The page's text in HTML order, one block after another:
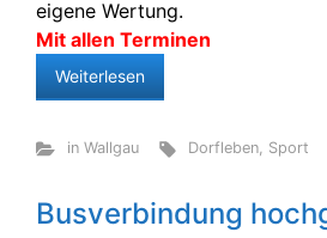
eigene Wertung.
Mit allen Terminen
Weiterlesen
in Wallgau Dorfleben, Sport
Busverbindung